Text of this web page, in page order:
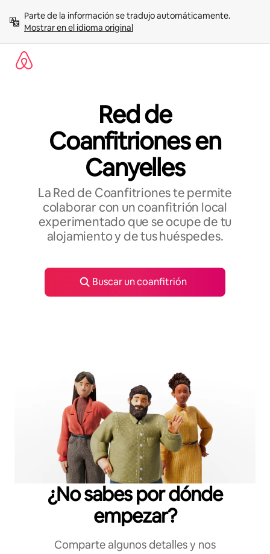
contenidoMostrar en el idioma original
Red de
Coanfitriones en
Canyelles
La Red de Coanfitriones te permite
colaborar con un coanfitrión local
experimentado que se ocupe de tu
alojamiento y de tus huéspedes.
Buscar un coanfitrión
¿No sabes por dónde
empezar?
Comparte algunos detalles y nos